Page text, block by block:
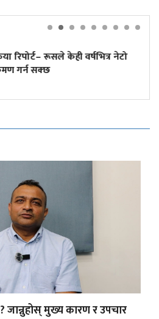
नेटो
जान्नुहोस् मुख्य कारण र उपचार